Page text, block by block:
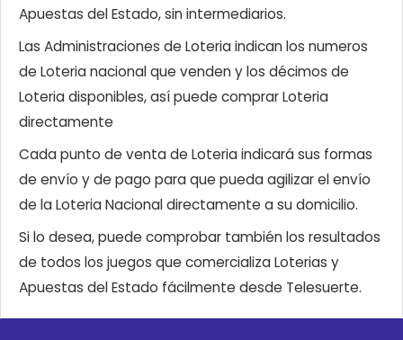
Apuestas del Estado, sin intermediarios.
Las Administraciones de Loteria indican los numeros
de Loteria nacional que venden y los décimos de
Loteria disponibles, así puede comprar Loteria
directamente
Cada punto de venta de Loteria indicará sus formas
de envío y de pago para que pueda agilizar el envío
de la Loteria Nacional directamente a su domicilio.
Si lo desea, puede comprobar también los resultados
de todos los juegos que comercializa Loterias y
Apuestas del Estado fácilmente desde Telesuerte.